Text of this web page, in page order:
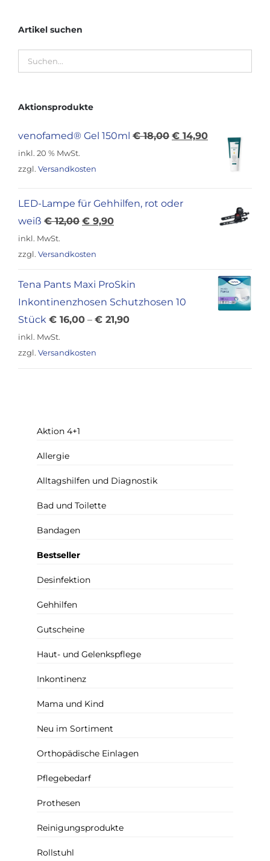
Artikel suchen
Aktionsprodukte
venofamed® Gel 150ml €18,00 Ursprünglicher
€ 14,90Aktueller
Preis
inkl. 20 % MwSt.
zzgl. Versandkosten
LED-Lampe für Gehhilfen, rot oder
weiß €12,00 Ursprünglicher
war:
€ 9,90Aktueller
inkl. MwSt.
zzgl. Versandkosten
Tena Pants Maxi ProSkin
Inkontinenzhosen Schutzhosen 10
Stück € 16,00 – € 21,90
inkl. MwSt.
zzgl. Versandkosten
Aktion 4+1
Allergie
Alltagshilfen und Diagnostik
Bad und Toilette
Bandagen
Bestseller
Desinfektion
Gehhilfen
Gutscheine
Haut- und Gelenkspflege
Inkontinenz
Mama und Kind
Neu im Sortiment
Orthopädische Einlagen
Pflegebedarf
Prothesen
Reinigungsprodukte
Rollstuhl